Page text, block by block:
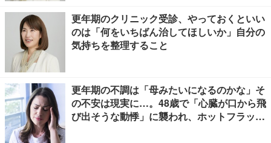
更年期のクリニック受診、やっておくといい
のは「何をいちばん治してほしいか」自分の
気持ちを整理すること
更年期の不調は「母みたいになるのかな」そ
の不安は現実に…。48歳で「心臓が口から飛
び出そうな動悸」に襲われ、ホットフラッシ